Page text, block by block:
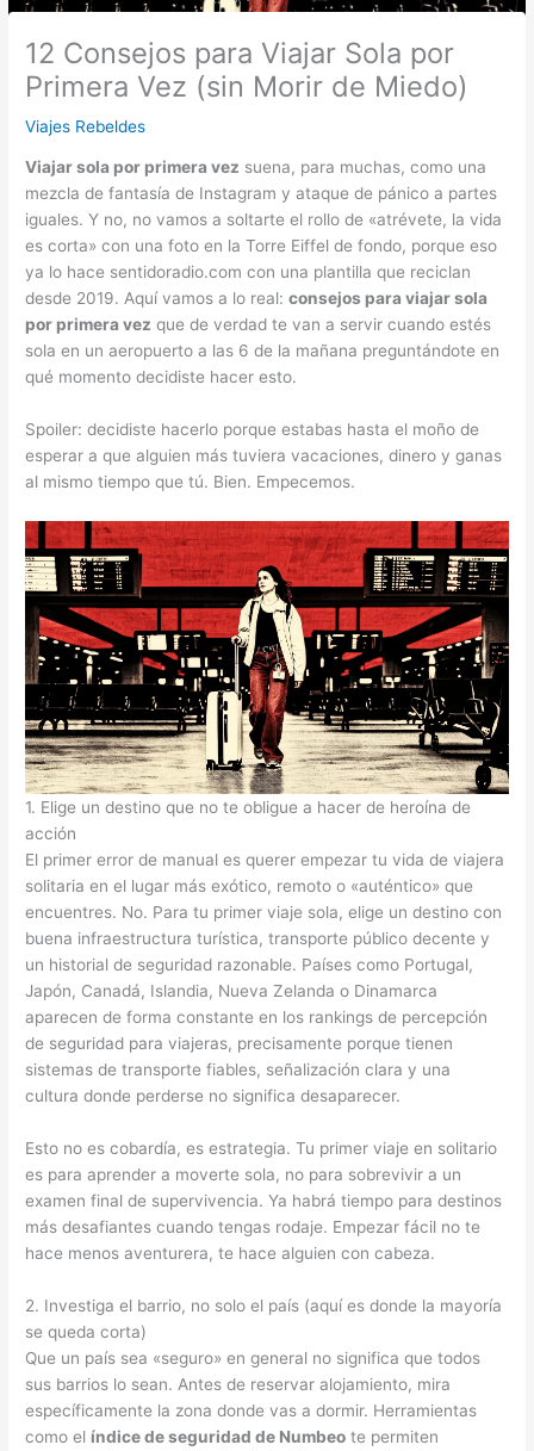
12 Consejos para Viajar Sola por
Primera Vez (sin Morir de Miedo)
Viajes Rebeldes
Viajar sola por primera vez suena, para muchas, como una
mezcla de fantasía de Instagram y ataque de pánico a partes
iguales. Y no, no vamos a soltarte el rollo de «atrévete, la vida
es corta» con una foto en la Torre Eiffel de fondo, porque eso
ya lo hace sentidoradio.com con una plantilla que reciclan
desde 2019. Aquí vamos a lo real:consejos para viajar sola
por primera vez que de verdad te van a servir cuando estés
sola en un aeropuerto a las 6 de la mañana preguntándote en
qué momento decidiste hacer esto.
Spoiler: decidiste hacerlo porque estabas hasta el moño de
esperar a que alguien más tuviera vacaciones, dinero y ganas
al mismo tiempo que tú. Bien. Empecemos.
1. Elige un destino que no te obligue a hacer de heroína de
acción
El primer error de manual es querer empezar tu vida de viajera
solitaria en el lugar más exótico, remoto o «auténtico» que
encuentres. No. Para tu primer viaje sola, elige un destino con
buena infraestructura turística, transporte público decente y
un historial de seguridad razonable. Países como Portugal,
Japón, Canadá, Islandia, Nueva Zelanda o Dinamarca
aparecen de forma constante en los rankings de percepción
de seguridad para viajeras, precisamente porque tienen
sistemas de transporte fiables, señalización clara y una
cultura donde perderse no significa desaparecer.
Esto no es cobardía, es estrategia. Tu primer viaje en solitario
es para aprender a moverte sola, no para sobrevivir a un
examen final de supervivencia. Ya habrá tiempo para destinos
más desafiantes cuando tengas rodaje. Empezar fácil no te
hace menos aventurera, te hace alguien con cabeza.
2. Investiga el barrio, no solo el país (aquí es donde la mayoría
se queda corta)
Que un país sea «seguro» en general no significa que todos
sus barrios lo sean. Antes de reservar alojamiento, mira
específicamente la zona donde vas a dormir. Herramientas
como el índice de seguridad de Numbeo te permiten